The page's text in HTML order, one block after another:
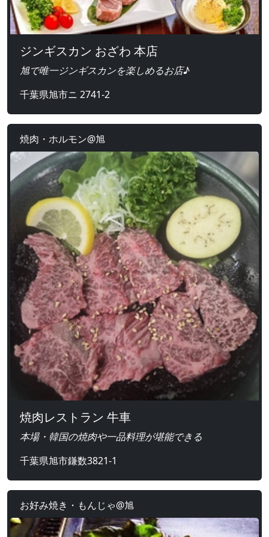
ジンギスカン おざわ 本店
旭で唯一ジンギスカンを楽しめるお店♪
千葉県旭市ニ 2741-2
焼肉・ホルモン@旭
焼肉レストラン 牛車
本場・韓国の焼肉や一品料理が堪能できる
千葉県旭市鎌数3821-1
お好み焼き・もんじゃ@旭